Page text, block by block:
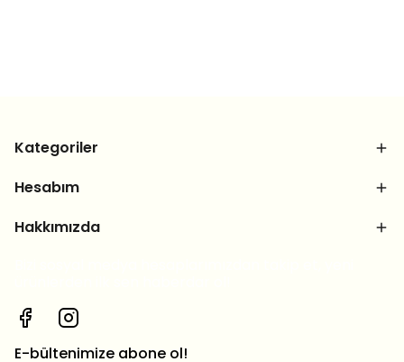
Kategoriler
Hesabım
Hakkımızda
E-bültenimize abone ol!